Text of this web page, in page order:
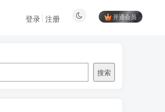
开通会员
登录 注册
搜索